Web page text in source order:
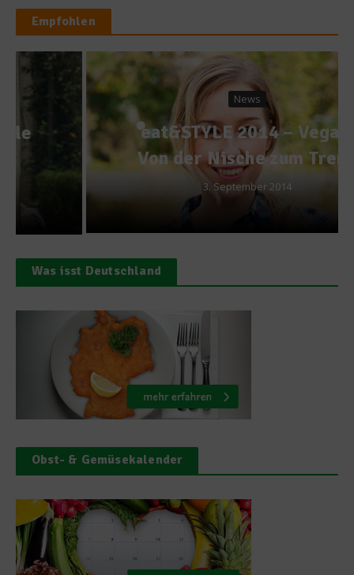
Empfohlen
News
eat&STYLE 2014 – Vegan:
Von der Nische zum Trend
3. September 2014
Was isst Deutschland
Obst- & Gemüsekalender